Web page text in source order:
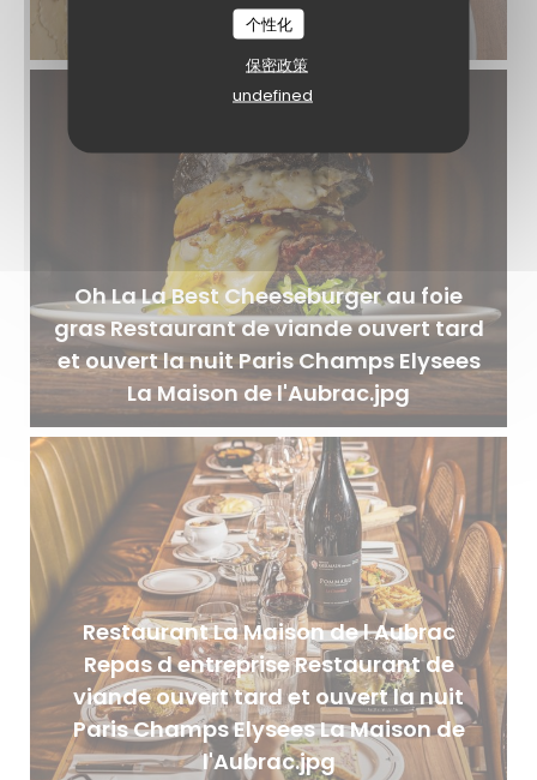
个性化
保密政策
undefined
MaisonAubrac_9.jpg.jpeg
Oh La La Best Cheeseburger au foie
gras Restaurant de viande ouvert tard
et ouvert la nuit Paris Champs Elysees
La Maison de l'Aubrac.jpg
Restaurant La Maison de l Aubrac
Repas d entreprise Restaurant de
viande ouvert tard et ouvert la nuit
Paris Champs Elysees La Maison de
l'Aubrac.jpg